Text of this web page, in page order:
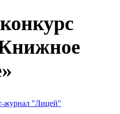
журнал "Лицей"